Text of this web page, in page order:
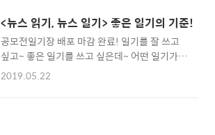
▶ 070-8897-0638 작성 요령과 심사 기준 참
고하기 ▶https://bit.ly/2GEjG8b
<뉴스 읽기, 뉴스 일기> 좋은 일기의 기준!
공모전일기장 배포 마감 완료! 일기를 잘 쓰고
싶고~ 좋은 일기를 쓰고 싶은데~ 어떤 일기가
좋은 일기인지 모르시는 분들 계시죠? 좋은 일
2019.05.22